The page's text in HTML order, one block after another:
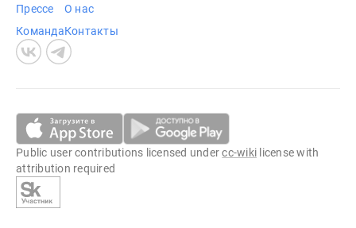
Прессе
Команда
О нас
Контакты
Public user contributions licensed undercc-wiki license with
attribution required